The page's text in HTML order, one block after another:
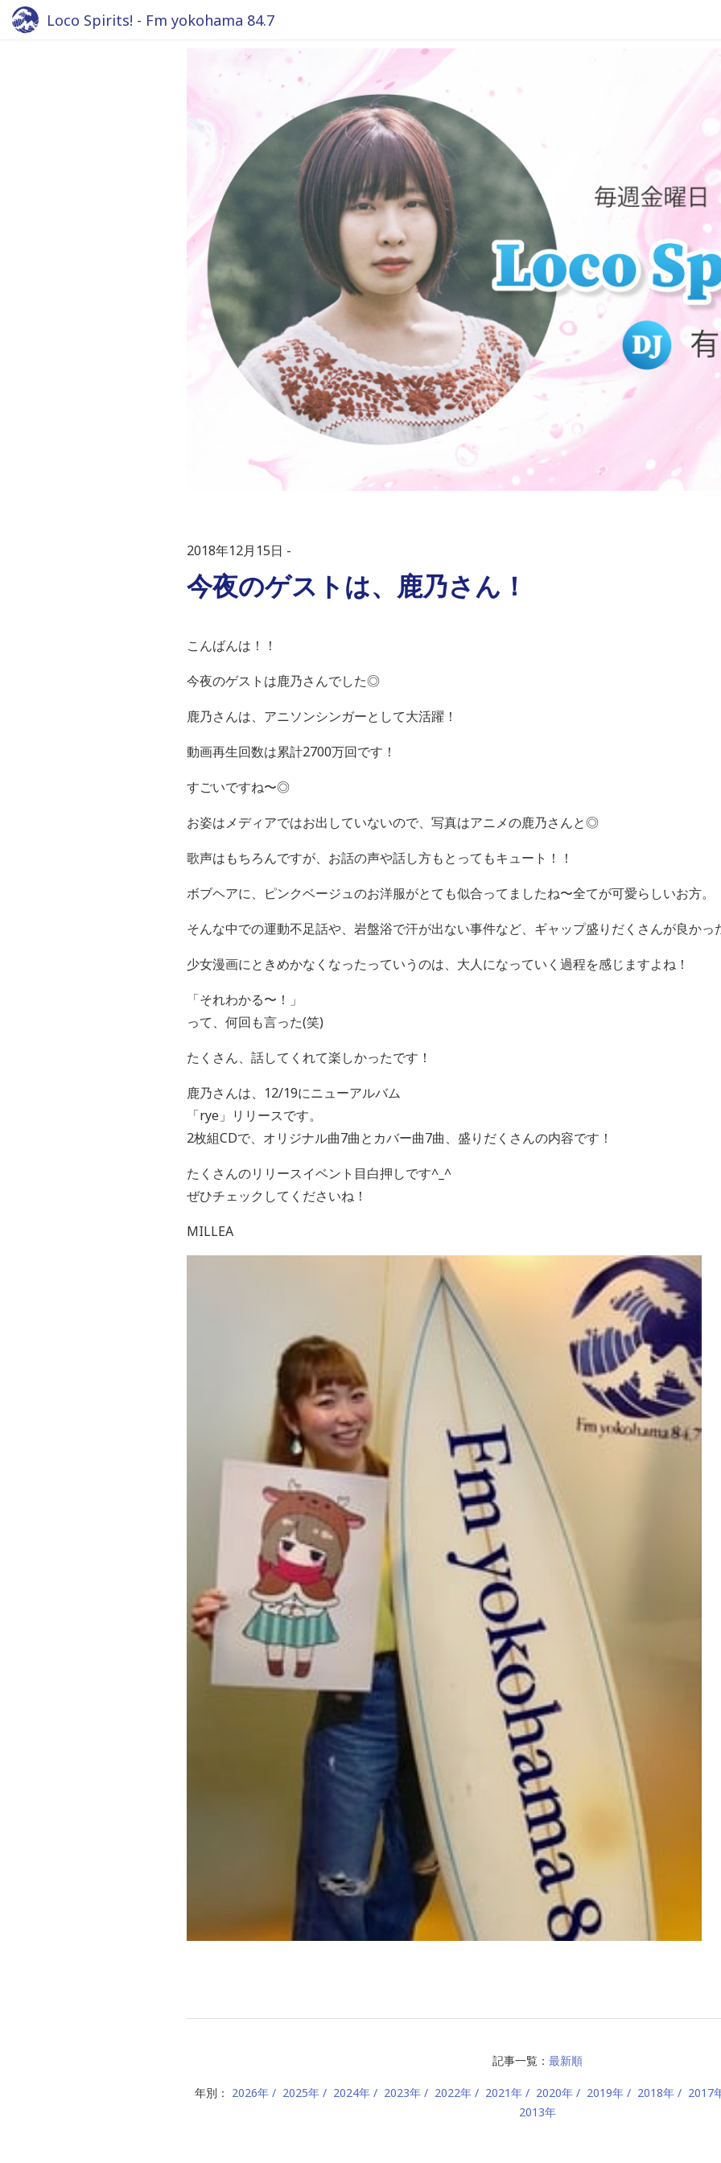
Loco Spirits! - Fm yokohama 84.7
2018年12月15日
今夜のゲストは、鹿乃さん！
こんばんは！！
今夜のゲストは鹿乃さんでした◎
鹿乃さんは、アニソンシンガーとして大活躍！
動画再生回数は累計2700万回です！
すごいですね〜◎
お姿はメディアではお出していないので、写真はアニメの鹿乃さんと◎
歌声はもちろんですが、お話の声や話し方もとってもキュート！！
ボブヘアに、ピンクベージュのお洋服がとても似合ってましたね〜全てが可愛らしいお方。
そんな中での運動不足話や、岩盤浴で汗が出ない事件など、ギャップ盛りだくさんが良かっ
少女漫画にときめかなくなったっていうのは、大人になっていく過程を感じますよね！
「それわかる〜！」
って、何回も言った(笑)
たくさん、話してくれて楽しかったです！
鹿乃さんは、12/19にニューアルバム
「rye」リリースです。
2枚組CDで、オリジナル曲7曲とカバー曲7曲、盛りだくさんの内容です！
たくさんのリリースイベント目白押しです^_^
ぜひチェックしてくださいね！
MILLEA
記事一覧： 最新順
年別： 2026年 2025年 2024年 2023年 2022年 2021年 2020年 2019年 2018年
2017
2013年